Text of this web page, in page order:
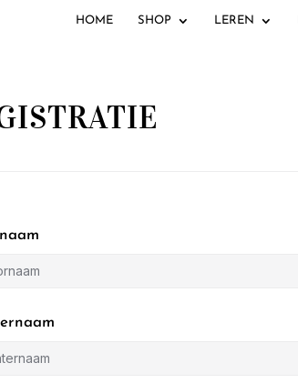
HOME SHOP LEREN